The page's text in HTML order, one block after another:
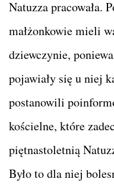
Natuzza pracowała.
małżonkowie mieli
dziewczynie,
pojawiały się u niej
postanowili
kościelne, które
piętnastoletnią
Było to dla niej